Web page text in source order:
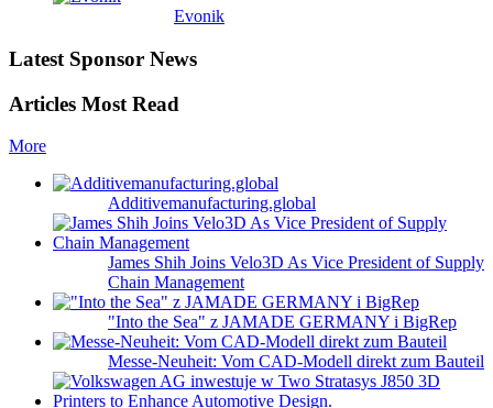
Evonik
Latest Sponsor News
Articles Most Read
More
Additivemanufacturing.global
James Shih Joins Velo3D As Vice President of Supply
Chain Management
"Into the Sea" z JAMADE GERMANY i BigRep
Messe-Neuheit: Vom CAD-Modell direkt zum Bauteil